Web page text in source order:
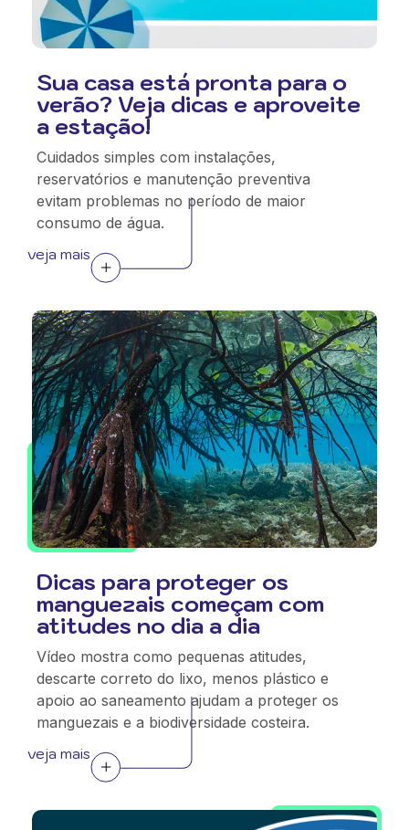
Sua casa está pronta para o
verão? Veja dicas e aproveite
a estação!
Cuidados simples com instalações,
reservatórios e manutenção preventiva
evitam problemas no período de maior
consumo de água.
veja mais
Dicas para proteger os
manguezais começam com
atitudes no dia a dia
Vídeo mostra como pequenas atitudes,
descarte correto do lixo, menos plástico e
apoio ao saneamento ajudam a proteger os
manguezais e a biodiversidade costeira.
veja mais